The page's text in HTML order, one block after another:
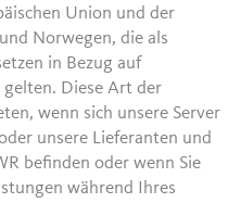
Union und der
Norwegen, die als
in Bezug auf
gelten. Diese Art der
wenn sich unsere Server
unsere Lieferanten und
befinden oder wenn Sie
während Ihres